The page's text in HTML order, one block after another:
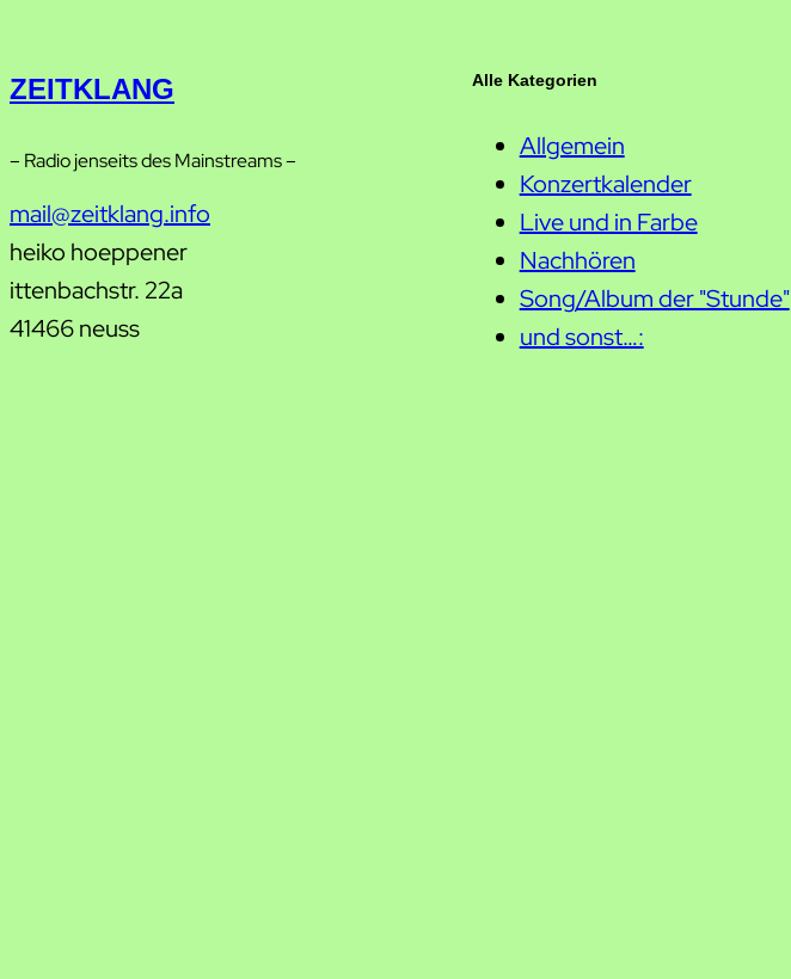
ZEITKLANG
– Radio jenseits des Mainstreams –
mail@zeitklang.info
heiko hoeppener
ittenbachstr. 22a
41466 neuss
Alle Kategorien
Allgemein
Konzertkalender
Live und in Farbe
Nachhören
Song/Album der "Stunde"
und sonst…: